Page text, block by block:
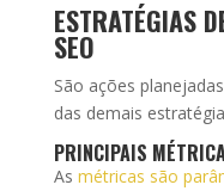
ESTRATÉGIAS
SEO
São ações
das demais
PRINCIPAIS
As métricas são